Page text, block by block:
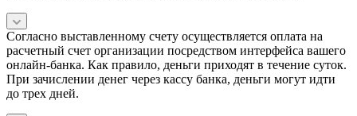
Согласно выставленному счету осуществляется оплата на
расчетный счет организации посредством интерфейса вашего
онлайн-банка. Как правило, деньги приходят в течение суток.
При зачислении денег через кассу банка, деньги могут идти
до трех дней.